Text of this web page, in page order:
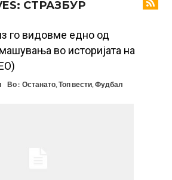
влегуваат во „војна“ поради фудбалер
евра!
да ја избере Барселона?
ударот, кој сè досега го поддржал?
за да го разнесам Меси со четири бомби“
СТРАЗБУР
го видовме едно од
во историјата на
Во : Останато, Топ вести, Фудбал